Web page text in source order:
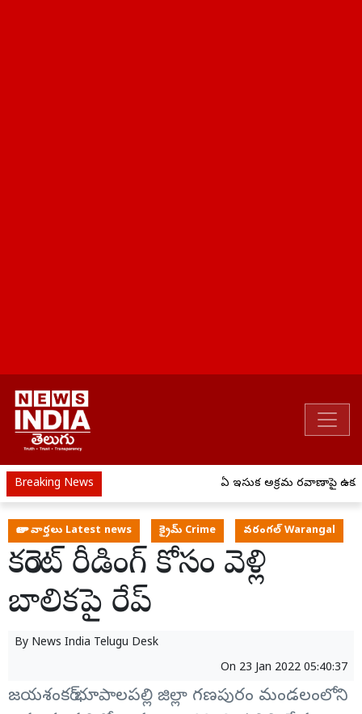
Breaking News ఏపీ ఇసుక అక్రమ రవాణాపై
తాజా వార్తలు Latest news క్రైమ్ Crime వరంగల్ Warangal
కరెంట్ రీడింగ్ కోసం వెళ్లి
బాలికపై రేప్
By News India Telugu Desk
On 23 Jan 2022 05:40:37
జయశంకర్‌ భూపాలపల్లి జిల్లా గణపురం మండలంలోని